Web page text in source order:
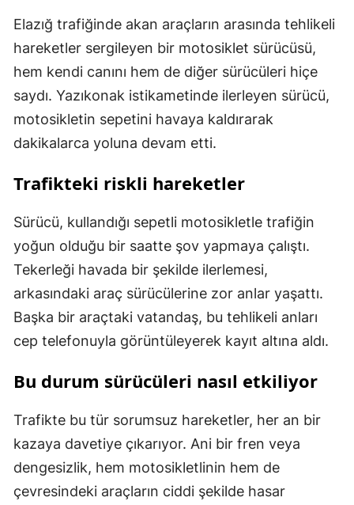
Elazığ trafiğinde akan araçların arasında tehlikeli
hareketler sergileyen bir motosiklet sürücüsü,
hem kendi canını hem de diğer sürücüleri hiçe
saydı. Yazıkonak istikametinde ilerleyen sürücü,
motosikletin sepetini havaya kaldırarak
dakikalarca yoluna devam etti.
Trafikteki riskli hareketler
Sürücü, kullandığı sepetli motosikletle trafiğin
yoğun olduğu bir saatte şov yapmaya çalıştı.
Tekerleği havada bir şekilde ilerlemesi,
arkasındaki araç sürücülerine zor anlar yaşattı.
Başka bir araçtaki vatandaş, bu tehlikeli anları
cep telefonuyla görüntüleyerek kayıt altına aldı.
Bu durum sürücüleri nasıl etkiliyor
Trafikte bu tür sorumsuz hareketler, her an bir
kazaya davetiye çıkarıyor. Ani bir fren veya
dengesizlik, hem motosikletlinin hem de
çevresindeki araçların ciddi şekilde hasar